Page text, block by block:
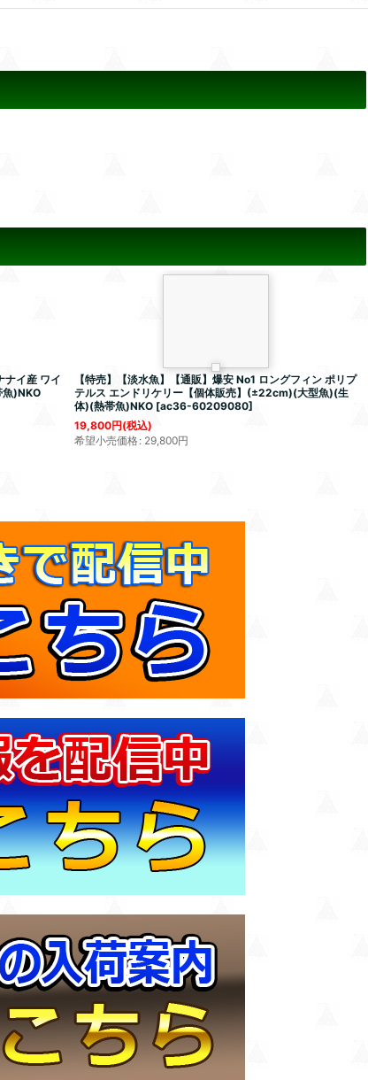
ナイ産 ワイ
)NKO
【特売】【淡水魚】【通販】爆安 No1 ロングフィン ポリプ
テルス エンドリケリー【個体販売】(±22cm)(大型魚)(生
体)(熱帯魚)NKO [ac36-60209080]
19,800円(税込)
希望小売価格: 29,800円